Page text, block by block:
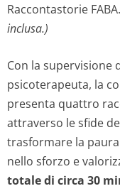
Raccontastorie FABA.
inclusa.)
Con la supervisione
psicoterapeuta, la
presenta quattro
attraverso le sfide
trasformare la
nello sforzo e
totale di circa 30